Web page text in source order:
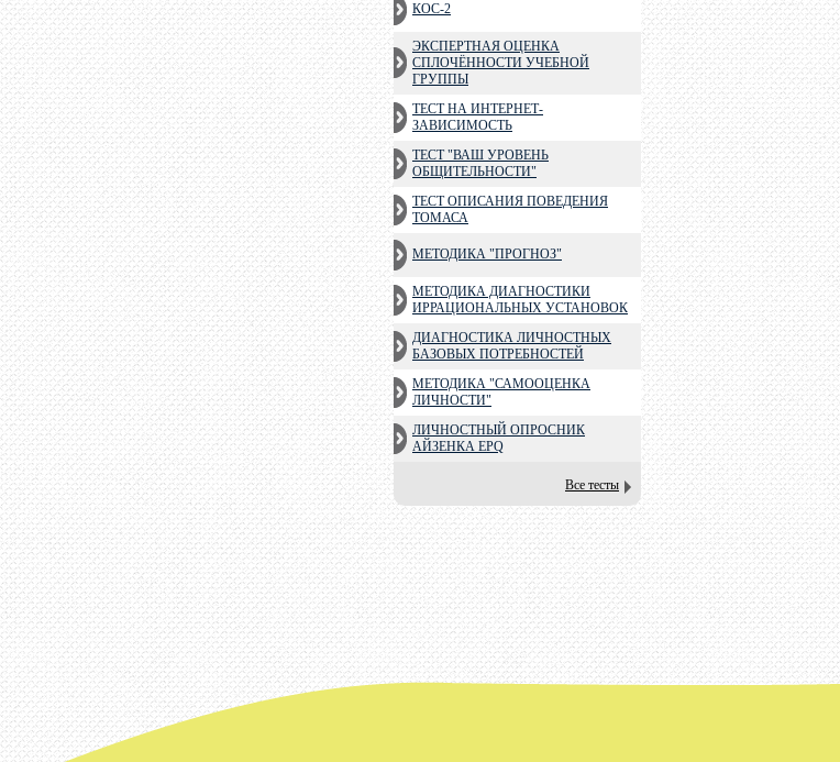
КОС-2
ЭКСПЕРТНАЯ ОЦЕНКА
СПЛОЧЁННОСТИ УЧЕБНОЙ
ГРУППЫ
ТЕСТ НА ИНТЕРНЕТ-
ЗАВИСИМОСТЬ
ТЕСТ "ВАШ УРОВЕНЬ
ОБЩИТЕЛЬНОСТИ"
ТЕСТ ОПИСАНИЯ ПОВЕДЕНИЯ
ТОМАСА
МЕТОДИКА "ПРОГНОЗ"
МЕТОДИКА ДИАГНОСТИКИ
ИРРАЦИОНАЛЬНЫХ УСТАНОВОК
ДИАГНОСТИКА ЛИЧНОСТНЫХ
БАЗОВЫХ ПОТРЕБНОСТЕЙ
МЕТОДИКА "САМООЦЕНКА
ЛИЧНОСТИ"
ЛИЧНОСТНЫЙ ОПРОСНИК
АЙЗЕНКА EPQ
Все тесты